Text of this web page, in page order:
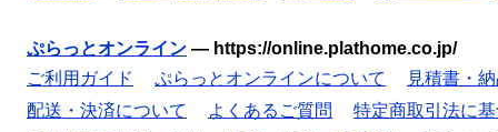
ぷらっとオンライン — https://online.plathome.co.jp/
ご利用ガイド
ぷらっとオンラインについて
見積書・
配送・決済について
よくあるご質問
特定商取引法に